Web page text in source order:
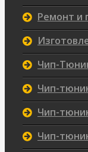
Ремонт и
Чип-
Чип-
Чип-
Чип-